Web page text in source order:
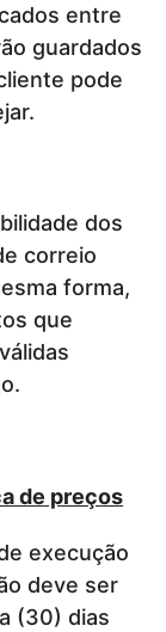
entre
guardados
pode
dos
correio
forma,
que
de preços
execução
deve ser
(30) dias